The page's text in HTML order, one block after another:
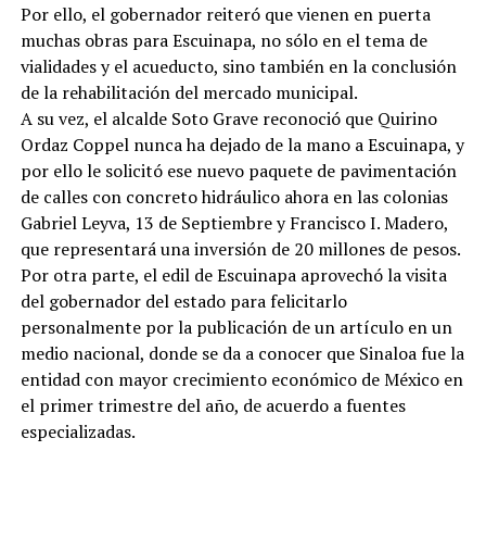
Por ello, el gobernador reiteró que vienen en puerta
muchas obras para Escuinapa, no sólo en el tema de
vialidades y el acueducto, sino también en la conclusión
de la rehabilitación del mercado municipal.
A su vez, el alcalde Soto Grave reconoció que Quirino
Ordaz Coppel nunca ha dejado de la mano a Escuinapa, y
por ello le solicitó ese nuevo paquete de pavimentación
de calles con concreto hidráulico ahora en las colonias
Gabriel Leyva, 13 de Septiembre y Francisco I. Madero,
que representará una inversión de 20 millones de pesos.
Por otra parte, el edil de Escuinapa aprovechó la visita
del gobernador del estado para felicitarlo
personalmente por la publicación de un artículo en un
medio nacional, donde se da a conocer que Sinaloa fue la
entidad con mayor crecimiento económico de México en
el primer trimestre del año, de acuerdo a fuentes
especializadas.